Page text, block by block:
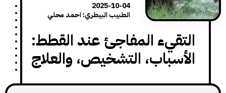
2025-10-04
الطبيب البيطري: احمد محلي
المفاجئ عند القطط:
التشخيص، والعلاج